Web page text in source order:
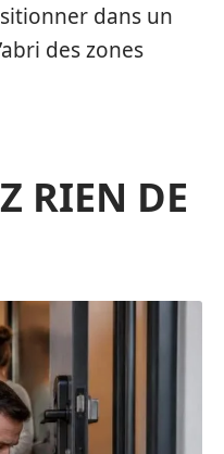
dans un
des zones
RIEN DE